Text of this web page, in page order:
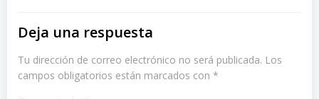
Deja una respuesta
Tu dirección de correo electrónico no será publicada. Los
campos obligatorios están marcados con *